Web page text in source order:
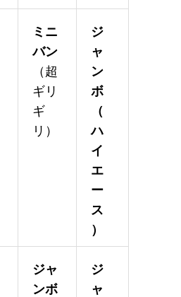
ミニ
バン
（超
ギリ
ギ
リ）
ジ
ャ
ン
ボ
（
ハ
イ
エ
ー
ス
）
ジャ
ンボ
ジ
ャ